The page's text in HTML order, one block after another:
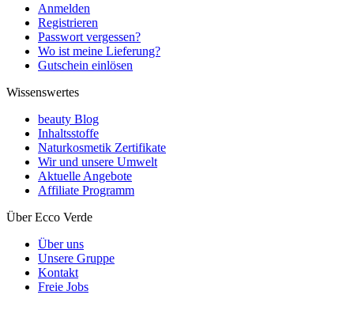
Anmelden
Registrieren
Passwort vergessen?
Wo ist meine Lieferung?
Gutschein einlösen
Wissenswertes
beauty Blog
Inhaltsstoffe
Naturkosmetik Zertifikate
Wir und unsere Umwelt
Aktuelle Angebote
Affiliate Programm
Über Ecco Verde
Über uns
Unsere Gruppe
Kontakt
Freie Jobs